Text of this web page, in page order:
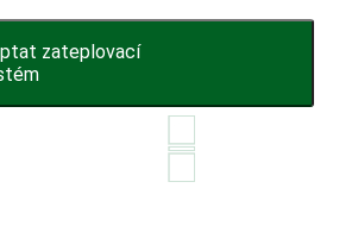
zateplovací